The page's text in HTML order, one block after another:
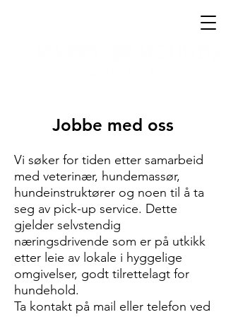
Jobbe med oss
Vi søker for tiden etter samarbeid
med veterinær, hundemassør,
hundeinstruktører og noen til å ta
seg av pick-up service. Dette
gjelder selvstendig
næringsdrivende som er på utkikk
etter leie av lokale i hyggelige
omgivelser, godt tilrettelagt for
hundehold.
Ta kontakt på mail eller telefon ved